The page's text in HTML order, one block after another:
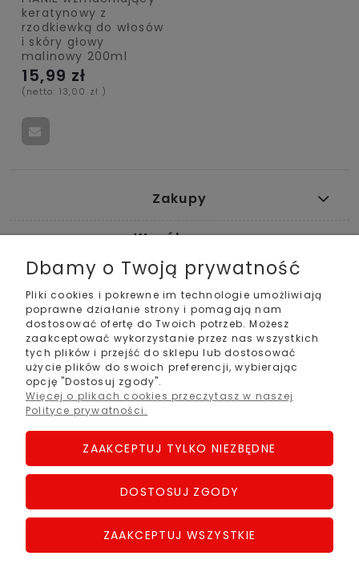
keratynowy z
rzodkiewką do włosów
i skóry głowy
malinowy 200ml
15,99 zł
(netto: 13,00 zł )
Zakupy
Współpraca
Pomoc
Moje konto
Informacje
Kontakt
+48 721 113 113
+48 726 113 113
Adres stacjonarny
61-251 Poznań
Social Media
Dbamy o Twoją prywatność
Pliki cookies i pokrewne im technologie umożliwiają
poprawne działanie strony i pomagają nam
dostosować ofertę do Twoich potrzeb. Możesz
zaakceptować wykorzystanie przez nas wszystkich
tych plików i przejść do sklepu lub dostosować
użycie plików do swoich preferencji, wybierając
opcję "Dostosuj zgody".
Więcej o plikach cookies przeczytasz w naszej
Polityce prywatności.
ZAAKCEPTUJ TYLKO NIEZBĘDNE
DOSTOSUJ ZGODY
ZAAKCEPTUJ WSZYSTKIE